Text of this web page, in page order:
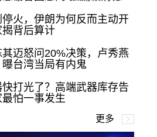
火，伊朗为何反而主动开
背后算计
迈怒问20%决策，卢秀燕
台湾当局有内鬼
打光了？高端武器库存告
怕一事发生
更多